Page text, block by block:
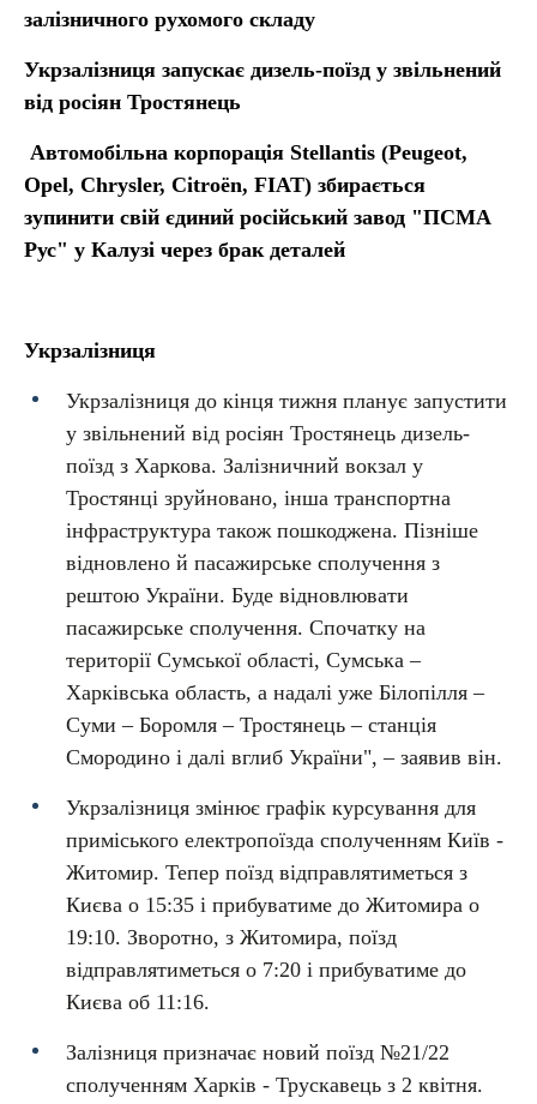
залізничного рухомого складу
Укрзалізниця запускає дизель-поїзд у звільнений
від росіян Тростянець
Автомобільна корпорація Stellantis (Peugeot,
Opel, Chrysler, Citroën, FIAT) збирається
зупинити свій єдиний російський завод "ПСМА
Рус" у Калузі через брак деталей
Укрзалізниця
Укрзалізниця до кінця тижня планує запустити
у звільнений від росіян Тростянець дизель-
поїзд з Харкова. Залізничний вокзал у
Тростянці зруйновано, інша транспортна
інфраструктура також пошкоджена. Пізніше
відновлено й пасажирське сполучення з
рештою України. Буде відновлювати
пасажирське сполучення. Спочатку на
території Сумської області, Сумська –
Харківська область, а надалі уже Білопілля –
Суми – Боромля – Тростянець – станція
Смородино і далі вглиб України", – заявив він.
Укрзалізниця змінює графік курсування для
приміського електропоїзда сполученням Київ -
Житомир. Тепер поїзд відправлятиметься з
Києва о 15:35 і прибуватиме до Житомира о
19:10. Зворотно, з Житомира, поїзд
відправлятиметься о 7:20 і прибуватиме до
Києва об 11:16.
Залізниця призначає новий поїзд №21/22
сполученням Харків - Трускавець з 2 квітня.